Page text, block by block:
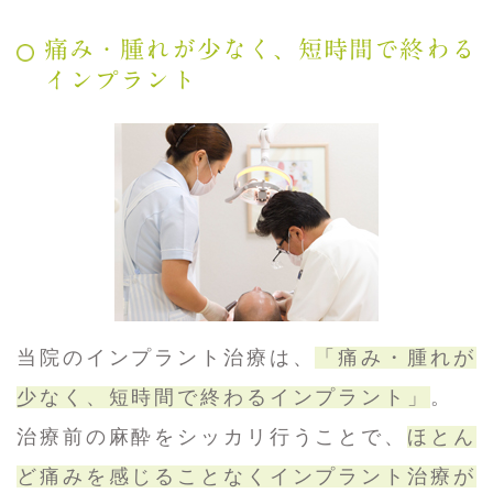
痛み・腫れが少なく、短時間で終わる
インプラント
当院のインプラント治療は、
「痛み・腫れが
少なく、短時間で終わるインプラント」
。
治療前の麻酔をシッカリ行うことで、 ほとん
ど痛みを感じることなくインプラント治療が